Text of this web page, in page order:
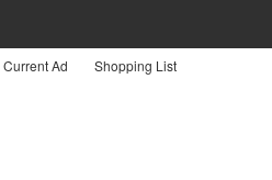
Current Ad Shopping List